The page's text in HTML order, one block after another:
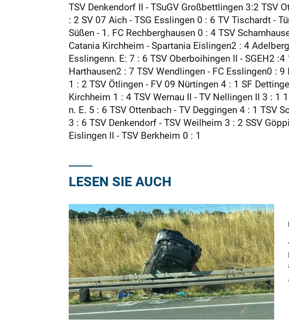
TSV Denkendorf II - TSuGV Großbettlingen 3:2 TSV
: 2 SV 07 Aich - TSG Esslingen 0 : 6 TV Tischardt -
Süßen - 1. FC Rechberghausen 0 : 4 TSV
Catania Kirchheim - Spartania Eislingen2 : 4
Esslingenn. E: 7 : 6 TSV Oberboihingen II - SGEH2
Harthausen2 : 7 TSV Wendlingen - FC Esslingen0 :
1 : 2 TSV Ötlingen - FV 09 Nürtingen 4 : 1 SF
Kirchheim 1 : 4 TSV Wernau II - TV Nellingen II 3 : 1
n. E. 5 : 6 TSV Ottenbach - TV Deggingen 4 : 1 TSV
3 : 6 TSV Denkendorf - TSV Weilheim 3 : 2 SSV
Eislingen II - TSV Berkheim 0 : 1
LESEN SIE AUCH